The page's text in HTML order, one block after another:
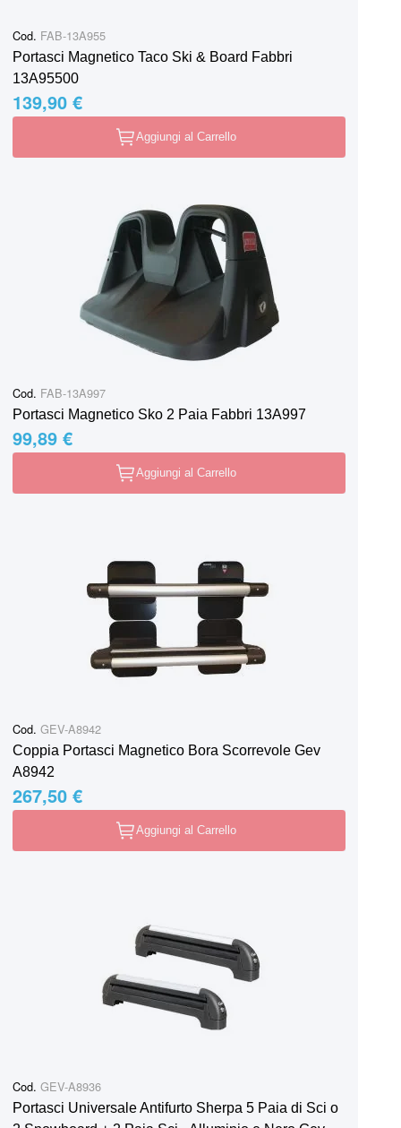
Cod. FAB-13A955
Portasci Magnetico Taco Ski & Board Fabbri
13A95500
139,90 €
Aggiungi al Carrello
Cod. FAB-13A997
Portasci Magnetico Sko 2 Paia Fabbri 13A997
99,89 €
Aggiungi al Carrello
Cod. GEV-A8942
Coppia Portasci Magnetico Bora Scorrevole Gev
A8942
267,50 €
Aggiungi al Carrello
Cod. GEV-A8936
Portasci Universale Antifurto Sherpa 5 Paia di Sci o